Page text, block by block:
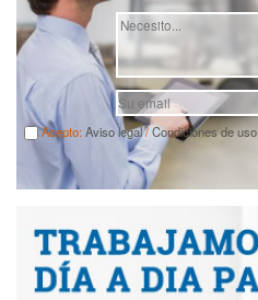
Acepto:Aviso legal/Condiciones de uso